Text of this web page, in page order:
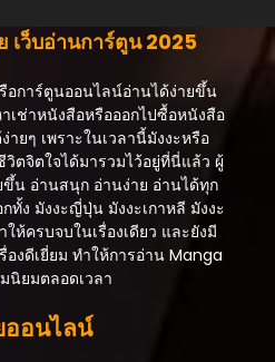
เว็บอ่านการ์ตูน 2025
อการ์ตูนออนไลน์อ่านได้ง่ายขึ้น
เช่าหนังสือหรือออกไปซื้อหนังสือ
ยๆ เพราะในเวลานี้มังงะหรือ
ตจิตใจได้มารวมไว้อยู่ที่นี่แล้ว ผู้
ขึ้น อ่านสนุก อ่านง่าย อ่านได้ทุก
ทั้ง มังงะญี่ปุ่น มังงะเกาหลี มังงะ
ห้ครบจบในเรื่องเดียว และยังมี
องดีเยี่ยม ทำให้การอ่าน Manga
นิยมตลอดเวลา
ออนไลน์